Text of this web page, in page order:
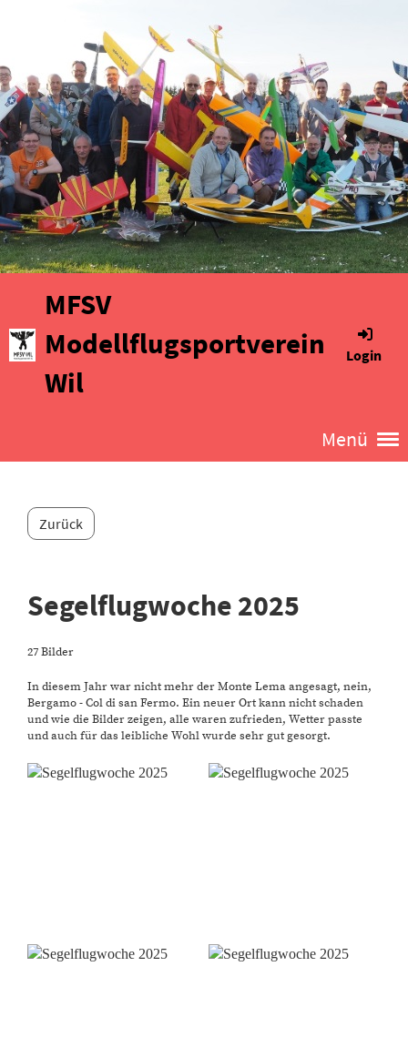
MFSV
Modellflugsportverein
Wil
Login
Menü
Zurück
Segelflugwoche 2025
27 Bilder
In diesem Jahr war nicht mehr der Monte Lema angesagt, nein,
Bergamo - Col di san Fermo. Ein neuer Ort kann nicht schaden
und wie die Bilder zeigen, alle waren zufrieden, Wetter passte
und auch für das leibliche Wohl wurde sehr gut gesorgt.